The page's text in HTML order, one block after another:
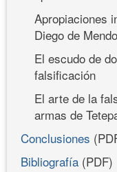
Apropiaciones
Diego de
El escudo de
falsificación
El arte de la
armas de
Conclusiones
Bibliografía (PDF)